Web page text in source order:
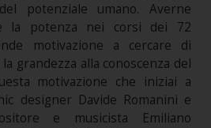
potenziale umano. Averne
la potenza nei corsi dei 72
motivazione a cercare di
grandezza alla conoscenza del
motivazione che iniziai a
designer Davide Romanini e
e musicista Emiliano